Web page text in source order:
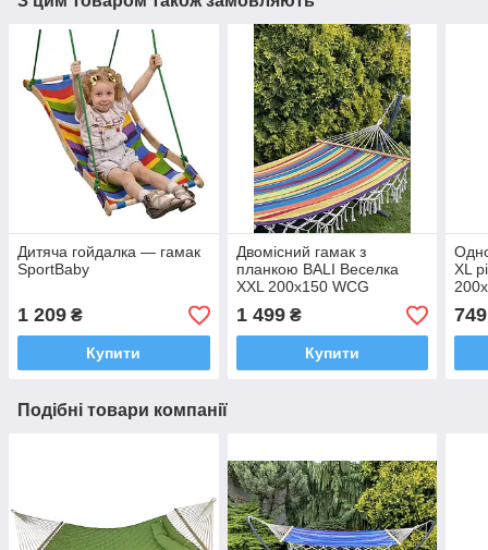
Дитяча гойдалка — гамак
SportBaby
1 209 ₴
Купити
Двомісний гамак з
планкою BALI Веселка
XXL 200х150 WCG
1 499₴
Купити
XL
749
Подібні товари компанії